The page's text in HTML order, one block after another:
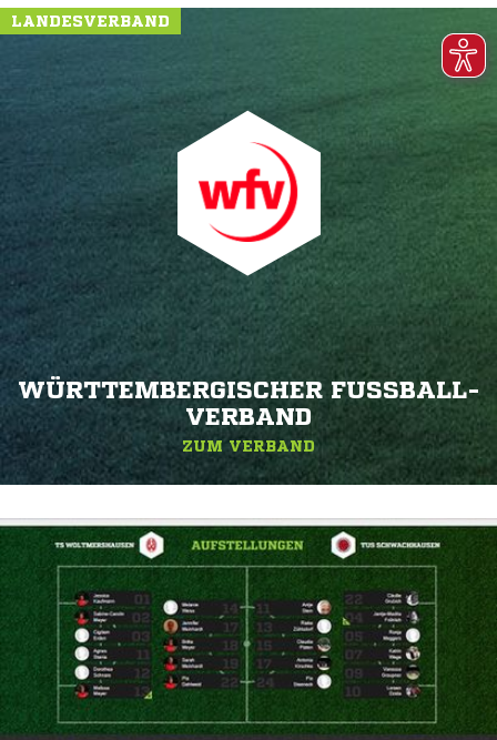
LANDESVERBAND
WÜRTTEMBERGISCHER FUSSBALL-V
ERBAND
ZUM VERBAND